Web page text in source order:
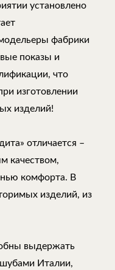
установлено
фабрики
показы и
что
изготовлении
изделий!
отличается –
качеством,
комфорта. В
изделий, из
выдержать
Италии,